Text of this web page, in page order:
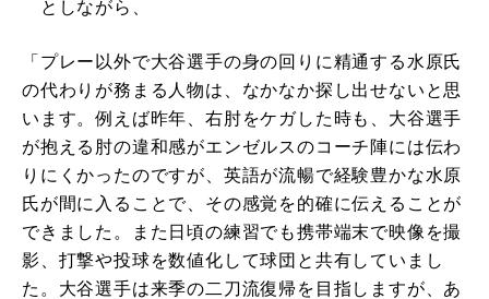
としながら、
「プレー以外で大谷選手の身の回りに精通する水原氏
の代わりが務まる人物は、なかなか探し出せないと思
います。例えば昨年、右肘をケガした時も、大谷選手
が抱える肘の違和感がエンゼルスのコーチ陣には伝わ
りにくかったのですが、英語が流暢で経験豊かな水原
氏が間に入ることで、その感覚を的確に伝えることが
できました。また日頃の練習でも携帯端末で映像を撮
影、打撃や投球を数値化して球団と共有していまし
た。大谷選手は来季の二刀流復帰を目指しますが、あ